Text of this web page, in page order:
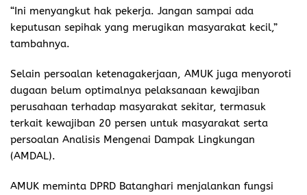
“Ini menyangkut hak pekerja. Jangan sampai ada
keputusan sepihak yang merugikan masyarakat kecil,”
tambahnya.
Selain persoalan ketenagakerjaan, AMUK juga menyoroti
dugaan belum optimalnya pelaksanaan kewajiban
perusahaan terhadap masyarakat sekitar, termasuk
terkait kewajiban 20 persen untuk masyarakat serta
persoalan Analisis Mengenai Dampak Lingkungan
(AMDAL).
AMUK meminta DPRD Batanghari menjalankan fungsi